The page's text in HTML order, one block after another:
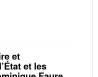
et
et les